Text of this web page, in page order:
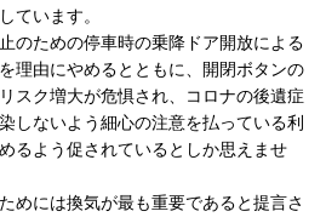
ています。
のための停車時の乗降ドア開放による
理由にやめるとともに、開閉ボタンの
スク増大が危惧され、コロナの後遺症
しないよう細心の注意を払っている利
るよう促されているとしか思えませ
めには換気が最も重要であると提言さ